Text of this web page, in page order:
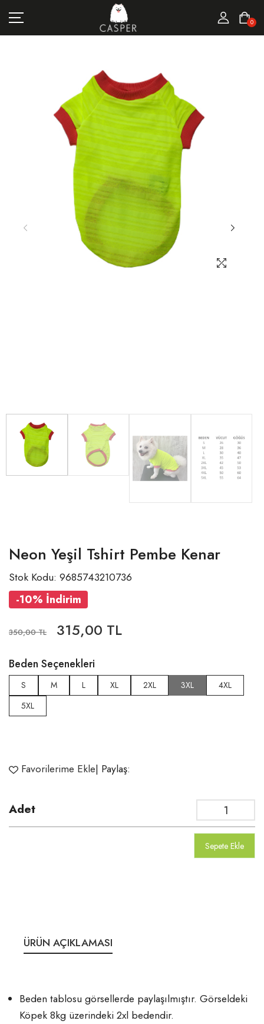
0
MARKALAR
Neon Yeşil Tshirt Pembe Kenar
Stok Kodu: 9685743210736
-10% İndirim
350,00 TL 315,00 TL
Beden Seçenekleri
S M L XL 2XL 3XL
4XL
5XL
Favorilerime Ekle| Paylaş:
Adet
Sepete Ekle
ÜRÜN AÇIKLAMASI
Beden tablosu görsellerde paylaşılmıştır. Görseldeki
Köpek 8kg üzerindeki 2xl bedendir.